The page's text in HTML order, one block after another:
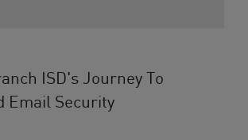
ISD's Journey To
Email Security